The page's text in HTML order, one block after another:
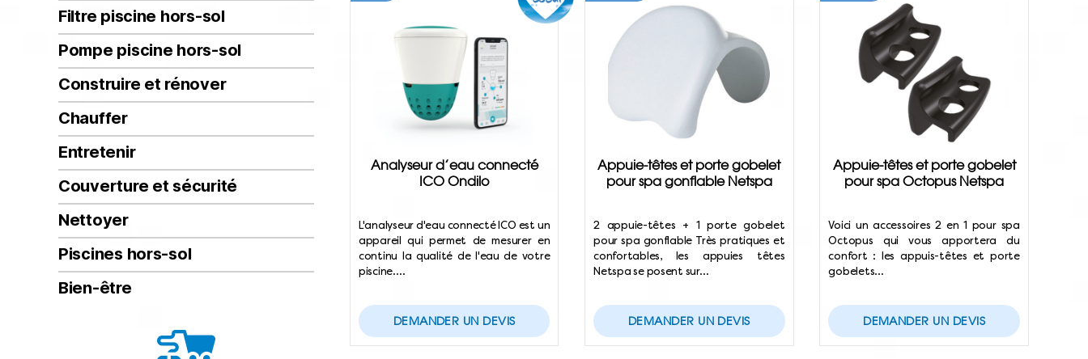
Analyseur d’eau connecté
ICO Ondilo
L'analyseur d'eau connecté ICO est un
appareil qui permet de mesurer en
continu la qualité de l'eau de votre
piscine.…
DEMANDER UN DEVIS
Appuie-têtes et porte gobelet
pour spa gonflable Netspa
2 appuie-têtes + 1 porte gobelet
pour spa gonflable Très pratiques et
confortables, les appuies têtes
Netspa se posent sur…
DEMANDER UN DEVIS
Appuie-têtes et porte gobelet
pour spa Octopus Netspa
Voici un accessoires 2 en 1 pour spa
Octopus qui vous apportera du
confort : les appuis-têtes et porte
gobelets…
DEMANDER UN DEVIS
Filtre piscine hors-sol
Pompe piscine hors-sol
Construire et rénover
Chauffer
Entretenir
Couverture et sécurité
Nettoyer
Piscines hors-sol
Bien-être